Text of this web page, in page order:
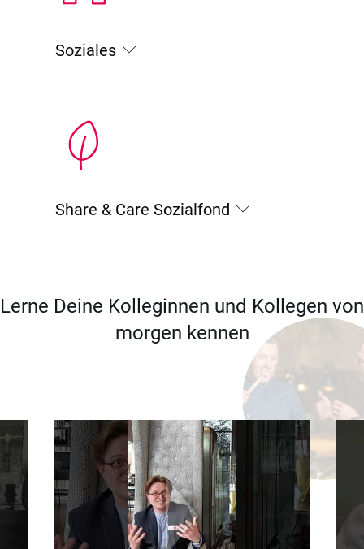
Soziales
Share & Care Sozialfond
Lerne Deine Kolleginnen und Kollegen von
morgen kennen